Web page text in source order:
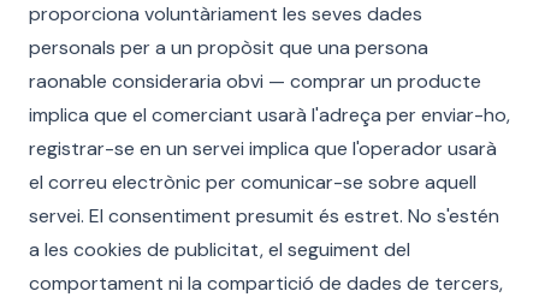
proporciona voluntàriament les seves dades
personals per a un propòsit que una persona
raonable consideraria obvi — comprar un producte
implica que el comerciant usarà l'adreça per enviar-ho,
registrar-se en un servei implica que l'operador usarà
el correu electrònic per comunicar-se sobre aquell
servei. El consentiment presumit és estret. No s'estén
a les cookies de publicitat, el seguiment del
comportament ni la compartició de dades de tercers,